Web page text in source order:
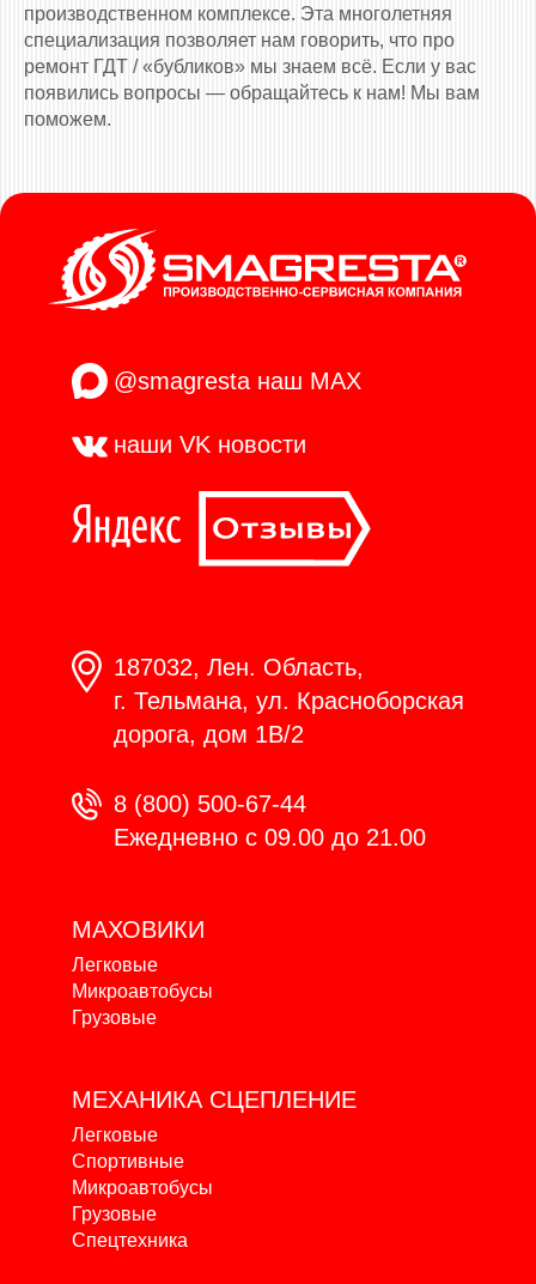
производственном комплексе. Эта многолетняя
специализация позволяет нам говорить, что про
ремонт ГДТ / «бубликов» мы знаем всё. Если у вас
появились вопросы — обращайтесь к нам! Мы вам
поможем.
@smagresta наш MAX
наши VK новости
187032, Лен. Область,
г. Тельмана, ул. Красноборская
дорога, дом 1В/2
8 (800) 500-67-44
Ежедневно с 09.00 до 21.00
МАХОВИКИ
Легковые
Микроавтобусы
Грузовые
МЕХАНИКА СЦЕПЛЕНИЕ
Легковые
Спортивные
Микроавтобусы
Грузовые
Спецтехника